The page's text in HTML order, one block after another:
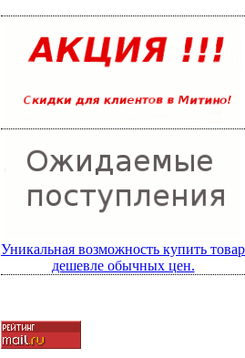
Уникальная возможность купить товар
дешевле обычных цен.